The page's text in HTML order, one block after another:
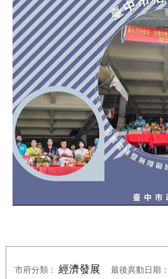
市府分類： 經濟發展 最後異動日期：